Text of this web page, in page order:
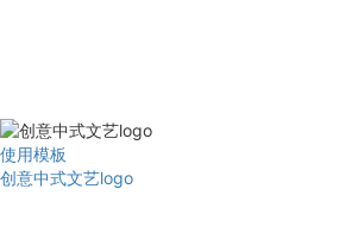
使用模板
创意中式文艺logo